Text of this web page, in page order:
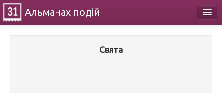
Альманах подій
Свята